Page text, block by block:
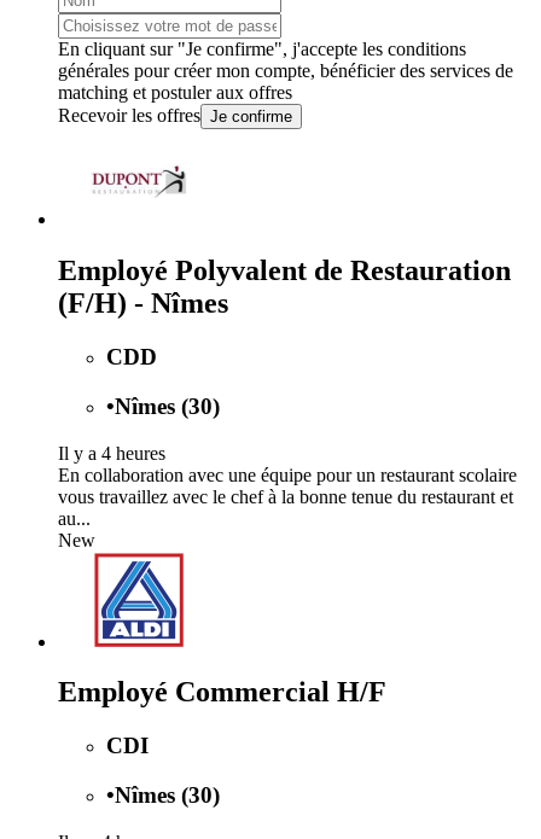
En cliquant sur "Je confirme", j'accepte les conditions
générales pour créer mon compte, bénéficier des services de
matching et postuler aux offres
Recevoir les offres Je confirme
Employé Polyvalent de Restauration
(F/H) - Nîmes
CDD
•Nîmes (30)
Il y a 4 heures
En collaboration avec une équipe pour un restaurant scolaire
vous travaillez avec le chef à la bonne tenue du restaurant et
au...
New
Employé Commercial H/F
CDI
•Nîmes (30)